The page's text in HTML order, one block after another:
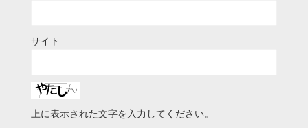
サイト
上に表示された文字を入力してください。